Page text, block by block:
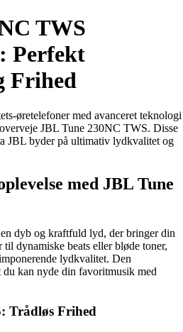
TWS
Perfekt
Frihed
øretelefoner med avanceret teknologi
JBL Tune 230NC TWS. Disse
JBL byder på ultimativ lydkvalitet og
med JBL Tune
dyb og kraftfuld lyd, der bringer din
dynamiske beats eller bløde toner,
lydkvalitet. Den
du kan nyde din favoritmusik med
Trådløs Frihed